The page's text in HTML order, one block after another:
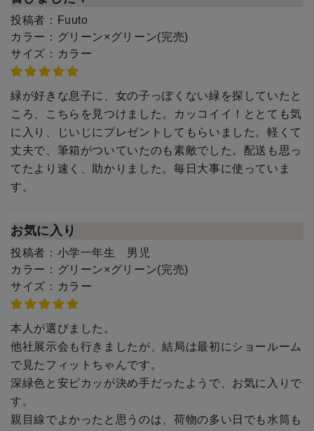
投稿者：
Fuuto
カラー： グリーン×グリーン(完売)
サイズ： カラー
緑が好きな息子に、女の子っぽくない緑を探していたと
ころ、こちらを見つけました。カッコイイ！ととても気
に入り、じいじにプレゼントしてもらいました。軽くて
丈夫で、筆箱がついていたのも素敵でした。配送も思っ
てたより速く、助かりました。毎日大事に使っていま
す。
お気に入り
投稿者： 小学一年生 男児
カラー： グリーン×グリーン(完売)
サイズ： カラー
本人が選びました。
他社展示会も行きましたが、結局は最初にショールーム
で見たフィットちゃんです。
深緑色と安ピカッが決め手だったようで、お気に入りで
す。
親目線でよかったと思うのは、荷物の多い日でも水筒も